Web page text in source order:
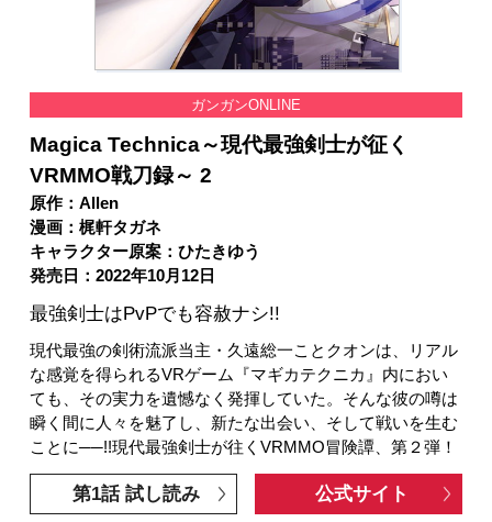
ガンガンONLINE
Magica Technica～現代最強剣士が征く
VRMMO戦刀録～ 2
原作：Allen
漫画：梶軒タガネ
キャラクター原案：ひたきゆう
発売日：2022年10月12日
最強剣士はPvPでも容赦ナシ!!
現代最強の剣術流派当主・久遠総一ことクオンは、リアル
な感覚を得られるVRゲーム『マギカテクニカ』内におい
ても、その実力を遺憾なく発揮していた。そんな彼の噂は
瞬く間に人々を魅了し、新たな出会い、そして戦いを生む
ことに──!!現代最強剣士が往くVRMMO冒険譚、第２弾！
第1話 試し読み 公式サイト